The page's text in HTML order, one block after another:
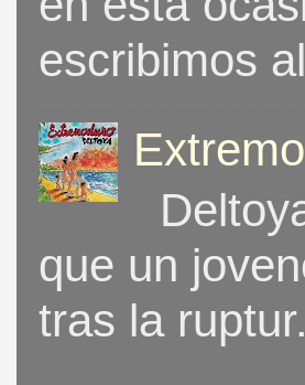
escribimos
que un
tras la